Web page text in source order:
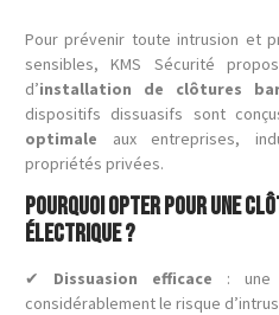
Pour prévenir toute intrusion et
sensibles, KMS Sécurité
d’installation de clôtures
dispositifs dissuasifs sont
optimale aux entreprises,
propriétés privées.
Pourquoi opter pour une
électrique ?
✔ Dissuasion efficace : une
considérablement le risque